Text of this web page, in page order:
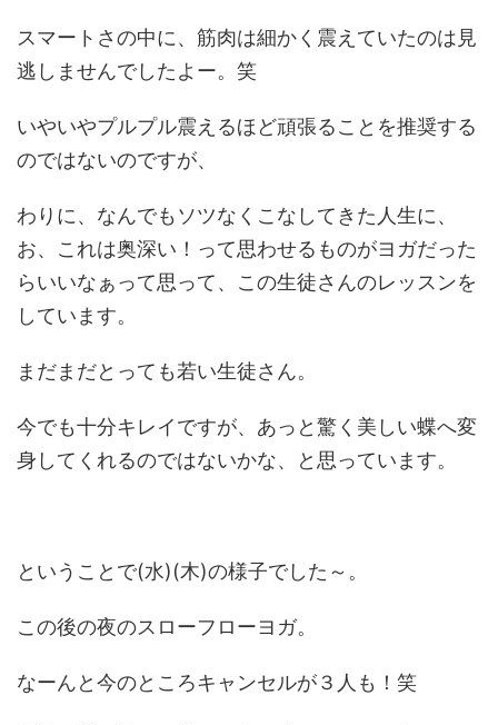
スマートさの中に、筋肉は細かく震えていたのは見
逃しませんでしたよー。笑
いやいやプルプル震えるほど頑張ることを推奨する
のではないのですが、
わりに、なんでもソツなくこなしてきた人生に、
お、これは奥深い！って思わせるものがヨガだった
らいいなぁって思って、この生徒さんのレッスンを
しています。
まだまだとっても若い生徒さん。
今でも十分キレイですが、あっと驚く美しい蝶へ変
身してくれるのではないかな、と思っています。
ということで(水)(木)の様子でした～。
この後の夜のスローフローヨガ。
なーんと今のところキャンセルが３人も！笑